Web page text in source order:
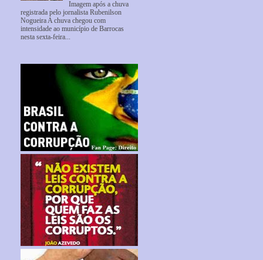
Imagem após a chuva
registrada pelo jornalista Rubenilson
Nogueira A chuva chegou com
intensidade ao município de Barrocas
nesta sexta-feira...